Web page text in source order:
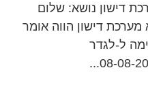
דישון נושא: שלום
דישון הווה אומר
ל-לגדר